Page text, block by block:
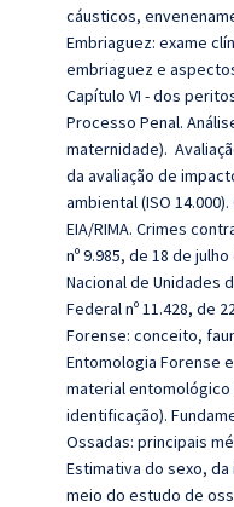
cáusticos,
Embriaguez: exame
embriaguez e
Capítulo VI - dos
Processo Penal.
maternidade).
da avaliação de
ambiental (ISO
EIA/RIMA. Crimes
nº 9.985, de 18 de
Nacional de Unidades
Federal nº 11.428, de
Forense: conceito,
Entomologia Forense
material
identificação).
Ossadas: principais
Estimativa do sexo,
meio do estudo de